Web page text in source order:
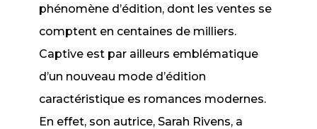
phénomène d’édition, dont les ventes se
comptent en centaines de milliers.
Captive est par ailleurs emblématique
d’un nouveau mode d’édition
caractéristique es romances modernes.
En effet, son autrice, Sarah Rivens, a